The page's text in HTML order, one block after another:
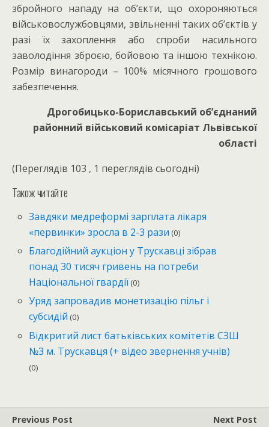
збройного нападу на об’єкти, що охороняються
військовослужбовцями, звільненні таких об’єктів у
разі їх захоплення або спроби насильного
заволодіння зброєю, бойовою та іншою технікою.
Розмір винагороди – 100% місячного грошового
забезпечення.
Дрогобицько-Бориславський об’єднаний
районний військовий комісаріат Львівської
області
(Переглядів 103 , 1 переглядів сьогодні)
Також читайте
Завдяки медреформі зарплата лікаря
«первинки» зросла в 2-3 рази (0)
Благодійний аукціон у Трускавці зібрав
понад 30 тисяч гривень на потреби
Національної гвардії (0)
Уряд запровадив монетизацію пільг і
субсидій (0)
Відкритий лист батьківських комітетів СЗШ
№3 м. Трускавця (+ відео звернення учнів)
(0)
Previous Post
Next Post